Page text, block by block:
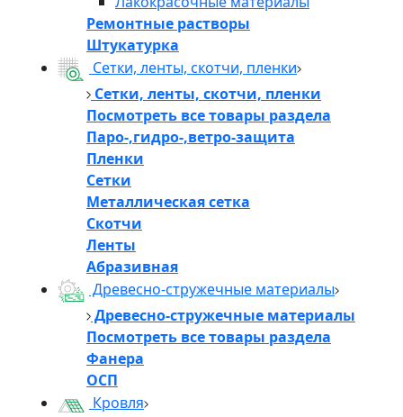
Ремонтные растворы
Штукатурка
Сетки, ленты, скотчи, пленки
Сетки, ленты, скотчи, пленки
Посмотреть все товары раздела
Паро-,гидро-,ветро-защита
Пленки
Сетки
Металлическая сетка
Скотчи
Ленты
Абразивная
Древесно-стружечные материалы
Древесно-стружечные материалы
Посмотреть все товары раздела
Фанера
ОСП
Кровля